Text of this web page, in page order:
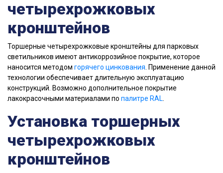
четырехрожковых
кронштейнов
Торшерные четырехрожковые кронштейны для парковых
светильников имеют антикоррозийное покрытие, которое
наносится методом горячего цинкования . Применение данной
технологии обеспечивает длительную эксплуатацию
конструкций. Возможно дополнительное покрытие
лакокрасочными материалами по палитре RAL
Установка торшерных
четырехрожковых
кронштейнов